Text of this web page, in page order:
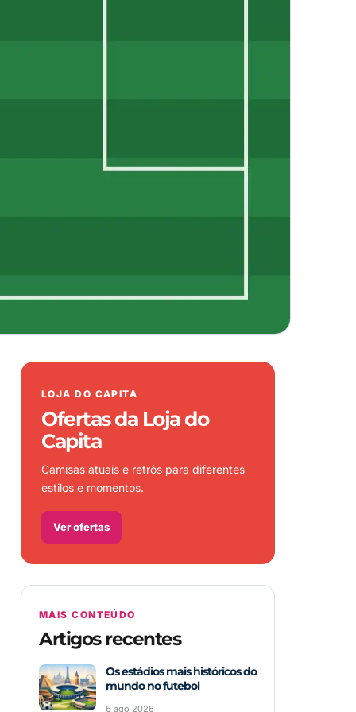
LOJA DO CAPITA
Ofertas da Loja do
Capita
Camisas atuais e retrôs para diferentes
estilos e momentos.
Ver ofertas
MAIS CONTEÚDO
Artigos recentes
Os estádios mais históricos do
mundo no futebol
6 ago 2026